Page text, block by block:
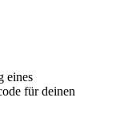
eines
für deinen